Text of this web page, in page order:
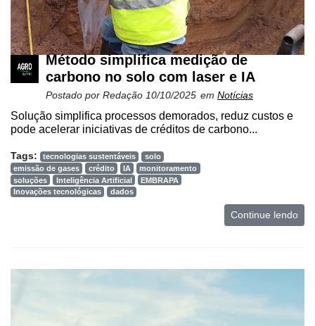
Método simplifica medição de
carbono no solo com laser e IA
Postado por Redação 10/10/2025 em Notícias
Solução simplifica processos demorados, reduz custos e
pode acelerar iniciativas de créditos de carbono...
Tags: tecnologias sustentáveis
solo
emissão de gases
crédito IA
monitoramento
soluções
Inteligência Artificial
EMBRAPA
Inovações tecnológicas
dados
Continue lendo